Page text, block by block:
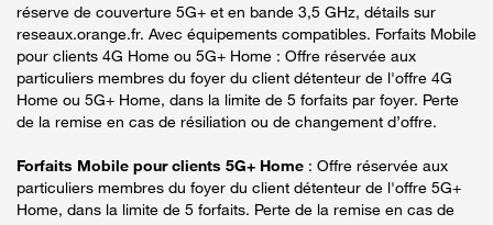
réserve de couverture 5G+ et en bande 3,5 GHz, détails sur
reseaux.orange.fr. Avec équipements compatibles. Forfaits Mobile
pour clients 4G Home ou 5G+ Home : Offre réservée aux
particuliers membres du foyer du client détenteur de l'offre 4G
Home ou 5G+ Home, dans la limite de 5 forfaits par foyer. Perte
de la remise en cas de résiliation ou de changement d’offre.
Forfaits Mobile pour clients 5G+ Home : Offre réservée aux
particuliers membres du foyer du client détenteur de l'offre 5G+
Home, dans la limite de 5 forfaits. Perte de la remise en cas de